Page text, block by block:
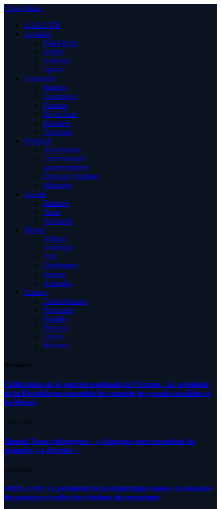
Close Menu
A LA UNE
Actualité
Flash Infos
Justice
National
Sports
Economie
Banque
Commerce
Finance
High-Tech
Industrie
Tourisme
Politique
Association
Communiqué
gouvernement
Droit de l’homme
Ministère
Société
Enfance
Santé
Solidarité
Monde
Afrique
Amérique
Asie
Diplomatie
Europe
Australia
Culture
Condoléances
Proximité
Famille
Podcast
Livres
Histoire
Actualités
Célébration de la journée nationale de l’Armée : Le président
de la République rassemble les retraités,les grands invalides et
les blessés
5 AOÛT 2026
Ahmed Tessa pédagogue : » 4 langues pour un enfant du
primaire, ça déroute «
4 AOÛT 2026
MDN-ANP: Le président de la République honore la mémoire
des martyrs et celles des victimes du terrorisme